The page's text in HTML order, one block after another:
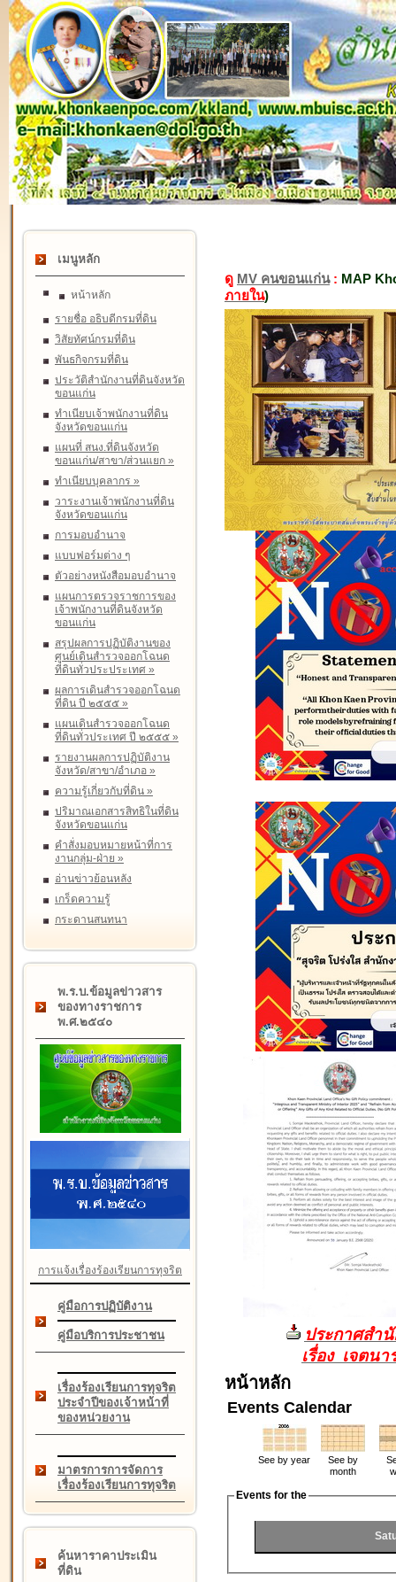
เมนูหลัก
หน้าหลัก
รายชื่อ อธิบดีกรมที่ดิน
วิสัยทัศน์กรมที่ดิน
พันธกิจกรมที่ดิน
ประวัติสำนักงานที่ดินจังหวัด
ขอนแก่น
ทำเนียบเจ้าพนักงานที่ดิน
จังหวัดขอนแก่น
แผนที่ สนง.ที่ดินจังหวัด
ขอนแก่น/สาขา/ส่วนแยก »
ทำเนียบบุคลากร »
วาระงานเจ้าพนักงานที่ดิน
จังหวัดขอนแก่น
การมอบอำนาจ
แบบฟอร์มต่าง ๆ
ตัวอย่างหนังสือมอบอำนาจ
แผนการตรวจราชการของ
เจ้าพนักงานที่ดินจังหวัด
ขอนแก่น
สรุปผลการปฏิบัติงานของ
ศูนย์เดินสำรวจออกโฉนด
ที่ดินทั่วประประเทศ »
ผลการเดินสำรวจออกโฉนด
ที่ดิน ปี ๒๕๕๕ »
แผนเดินสำรวจออกโฉนด
ที่ดินทั่วประเทศ ปี ๒๕๕๕ »
รายงานผลการปฏิบัติงาน
จังหวัด/สาขา/อำเภอ »
ความรู้เกี่ยวกับที่ดิน »
ปริมาณเอกสารสิทธิในที่ดิน
จังหวัดขอนแก่น
คำสั่งมอบหมายหน้าที่การ
งานกลุ่ม-ฝ่าย »
อ่านข่าวย้อนหลัง
เกร็ดความรู้
กระดานสนทนา
พ.ร.บ.ข้อมูลข่าวสาร
ของทางราชการ
พ.ศ.๒๕๔๐
การแจ้งเรื่องร้องเรียนการทุจริต
คู่มือการปฏิบัติงาน
คู่มือบริการประชาชน
เรื่องร้องเรียนการทุจริต
ประจำปีของเจ้าหน้าที่
ของหน่วยงาน
มาตรการการจัดการ
เรื่องร้องเรียนการทุจริต
ค้นหาราคาประเมิน
ที่ดิน
ดู MV คนขอนแก่น: MAP
ภายใน)
ประกาศสำ
เรื่อง เจตน
หน้าหลัก
Events Calendar
See by year
See by
month
Events for the